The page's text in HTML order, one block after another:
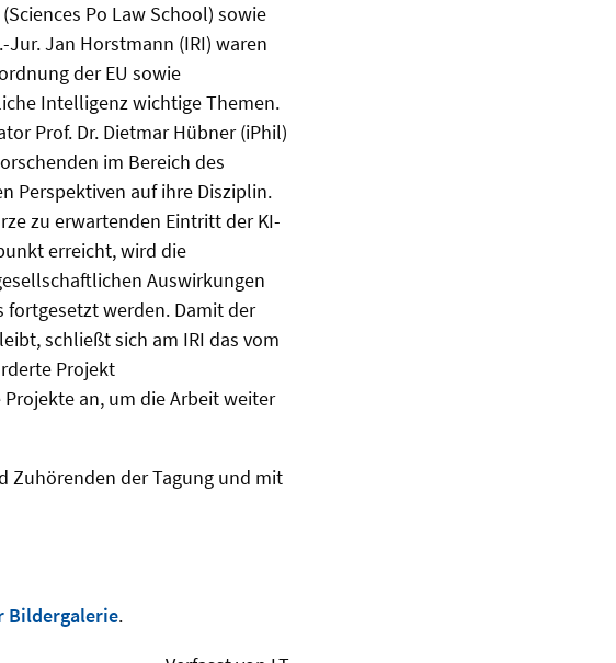
Po Law School) sowie
Jur. Jan Horstmann (IRI) waren
der EU sowie
Intelligenz wichtige Themen.
Prof. Dr. Dietmar Hübner (iPhil)
im Bereich des
Perspektiven auf ihre Disziplin.
zu erwartenden Eintritt der KI-
erreicht, wird die
Auswirkungen
fortgesetzt werden. Damit der
schließt sich am IRI das vom
Projekt
an, um die Arbeit weiter
Zuhörenden der Tagung und mit
Bildergalerie.